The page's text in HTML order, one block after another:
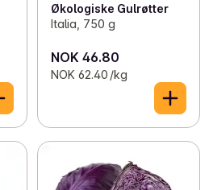
Økologiske Gulrøtter
Italia, 750 g
NOK 46.80
NOK 62.40 /kg